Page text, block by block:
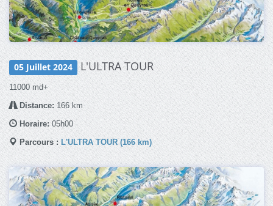
05 Juillet 2024 L'ULTRA TOUR
11000 md+
Distance: 166 km
Horaire:05h00
Parcours : L'ULTRA TOUR (166 km)